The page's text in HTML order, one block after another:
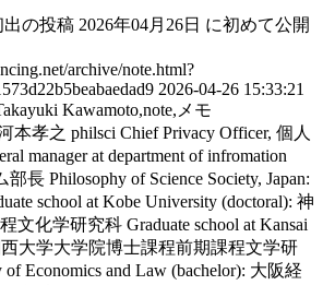
出の投稿 2026年04月26日 に初めて公開
archive/note.html?
2026-04-26 15:33:21
Kawamoto,note,メモ
本孝之 philsci Chief Privacy Officer, 個人
manager at department of infromation
部長 Philosophy of Science Society, Japan:
school at Kobe University (doctoral): 神
文化学研究科 Graduate school at Kansai
西大学大学院博士課程前期課程文学研
of Economics and Law (bachelor): 大阪経